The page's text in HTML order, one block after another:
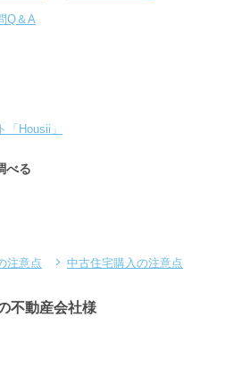
Q＆A
Housii」
べる
注意点 中古住宅購入の注意点
不動産会社様